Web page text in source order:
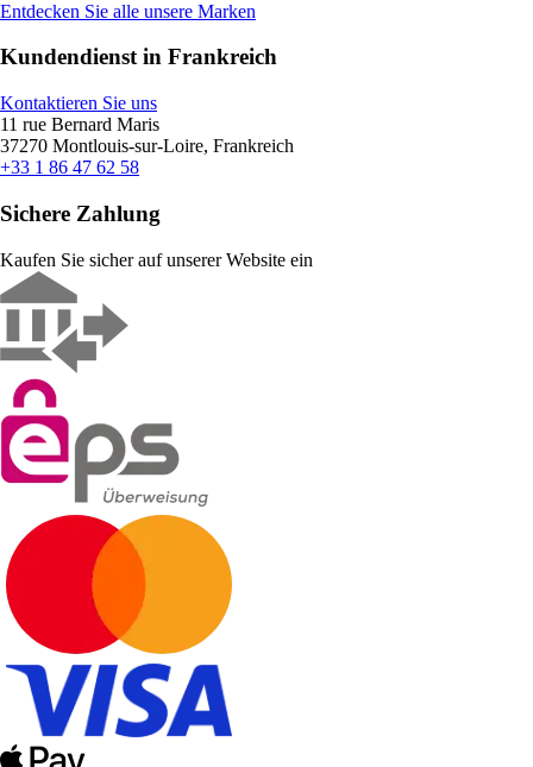
Entdecken Sie alle unsere Marken
Kundendienst in Frankreich
Kontaktieren Sie uns
11 rue Bernard Maris
37270 Montlouis-sur-Loire, Frankreich
+33 1 86 47 62 58
Sichere Zahlung
Kaufen Sie sicher auf unserer Website ein